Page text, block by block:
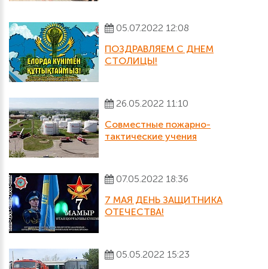
05.07.2022 12:08
ПОЗДРАВЛЯЕМ С ДНЕМ
СТОЛИЦЫ!
26.05.2022 11:10
Совместные пожарно-
тактические учения
07.05.2022 18:36
7 МАЯ ДЕНЬ ЗАЩИТНИКА
ОТЕЧЕСТВА!
05.05.2022 15:23